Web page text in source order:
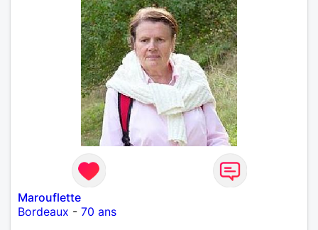
Marouflette
Bordeaux - 70 ans